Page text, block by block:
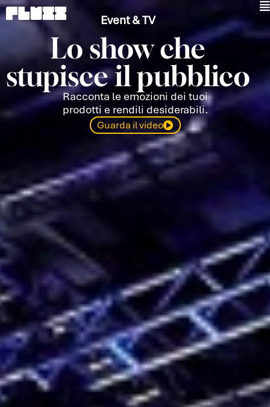
Vai
al
contenuto
Event & TV
Lo show che
stupisce il pubblico
Racconta le emozioni dei tuoi
prodotti e rendili desiderabili.
Guarda il video